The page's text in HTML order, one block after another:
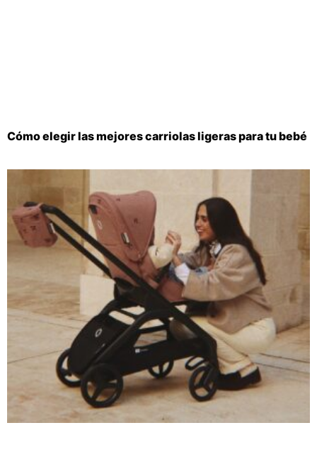
Cómo elegir las mejores carriolas ligeras para tu bebé